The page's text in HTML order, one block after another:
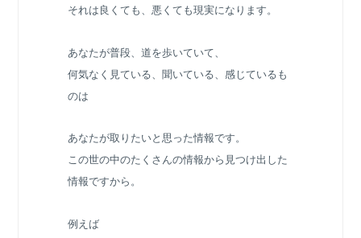
それは良くても、悪くても現実になります。
あなたが普段、道を歩いていて、
何気なく見ている、聞いている、感じているも
のは
あなたが取りたいと思った情報です。
この世の中のたくさんの情報から見つけ出した
情報ですから。
例えば